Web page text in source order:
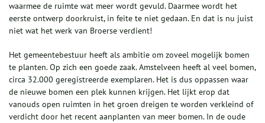
waarmee de ruimte wat meer wordt gevuld. Daarmee wordt het
eerste ontwerp doorkruist, in feite te niet gedaan. En dat is nu juist
niet wat het werk van Broerse verdient!
Het gemeentebestuur heeft als ambitie om zoveel mogelijk bomen
te planten. Op zich een goede zaak. Amstelveen heeft al veel bomen,
circa 32.000 geregistreerde exemplaren. Het is dus oppassen waar
de nieuwe bomen een plek kunnen krijgen. Het lijkt erop dat
vanouds open ruimten in het groen dreigen te worden verkleind of
verdicht door het recent aanplanten van meer bomen. In de oude